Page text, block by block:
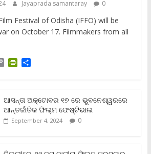
Jayaprada samantaray 0
Festival of Odisha (IFFO) will be
on October 17. Filmmakers from all
C
L
i
n
k
P
t
F
r
i
S
e
ଆସନ୍ତା ଅକ୍ଟୋବର ୧୭ ରେ ଭୁବନେଶ୍ୱରରେ
ଆନ୍ତର୍ଜାତିକ ଫିଲ୍ମ ଫେଷ୍ଟିଭାଲ
September 4, 2024 0